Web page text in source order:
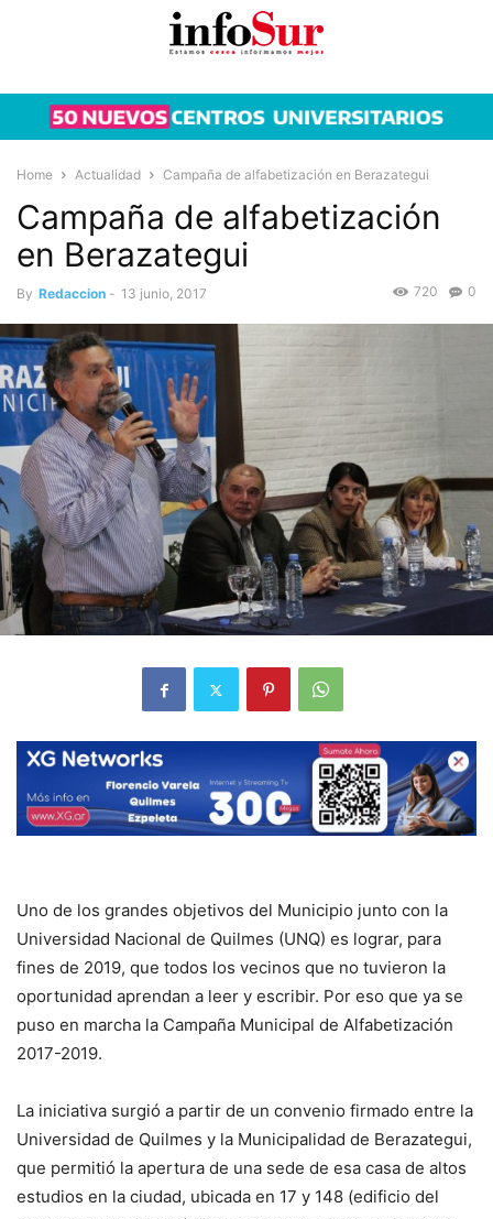
Home Actualidad Campaña de alfabetización en Berazategui
Campaña de alfabetización
en Berazategui
By Redaccion - 13 junio, 2017 0
720
Uno de los grandes objetivos del Municipio junto con la
Universidad Nacional de Quilmes (UNQ) es lograr, para
fines de 2019, que todos los vecinos que no tuvieron la
oportunidad aprendan a leer y escribir. Por eso que ya se
puso en marcha la Campaña Municipal de Alfabetización
2017-2019.
La iniciativa surgió a partir de un convenio firmado entre la
Universidad de Quilmes y la Municipalidad de Berazategui,
que permitió la apertura de una sede de esa casa de altos
estudios en la ciudad, ubicada en 17 y 148 (edificio del